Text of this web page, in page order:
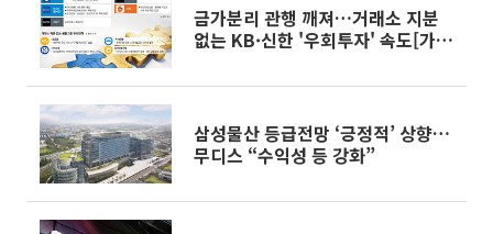
금가분리 관행 깨져…거래소 지분
없는 KB·신한 '우회투자' 속도[가상
삼성물산 등급전망 ‘긍정적’ 상향…
무디스 “수익성 등 강화”